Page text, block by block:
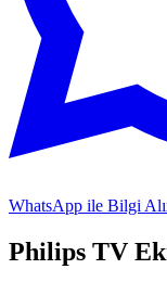
WhatsApp ile Bilgi
Philips TV